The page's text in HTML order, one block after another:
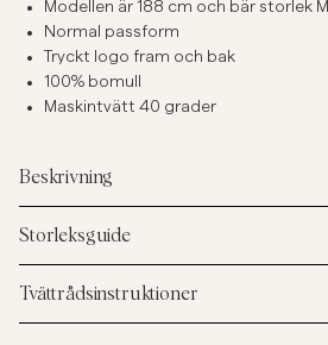
Modellen är 188 cm och bär storlek M
Normal passform
Tryckt logo fram och bak
100% bomull
Maskintvätt 40 grader
Beskrivning
Storleksguide
Tvättrådsinstruktioner